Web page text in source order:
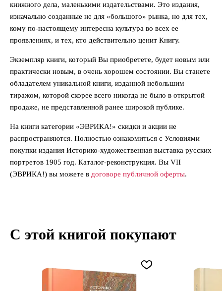
книжного дела, маленькими издательствами. Это издания,
изначально созданные не для «большого» рынка, но для тех,
кому по-настоящему интересна культура во всех ее
проявлениях, и тех, кто действительно ценит Книгу.
Экземпляр книги, который Вы приобретете, будет новым или
практически новым, в очень хорошем состоянии. Вы станете
обладателем уникальной книги, изданной небольшим
тиражом, которой скорее всего никогда не было в открытой
продаже, не представленной ранее широкой публике.
На книги категории «ЭВРИКА!» скидки и акции не
распространяются. Полностью ознакомиться с Условиями
покупки издания Историко-художественная выставка русских
портретов 1905 год. Каталог-реконструкция. Вы VII
(ЭВРИКА!) вы можете в договоре публичной оферты.
С этой книгой покупают